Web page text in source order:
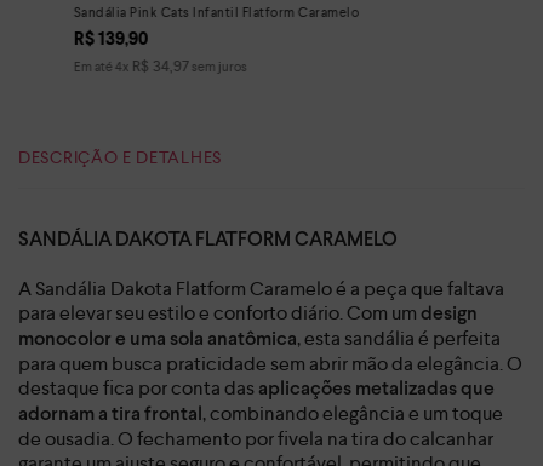
Sandália Pink Cats Infantil Flatform Caramelo
R$ 139,90
Em até 4x R$ 34,97sem juros
DESCRIÇÃO E DETALHES
SANDÁLIA DAKOTA FLATFORM CARAMELO
A Sandália Dakota Flatform Caramelo é a peça que faltava
para elevar seu estilo e conforto diário. Com um design
monocolor e uma sola anatômica, esta sandália é perfeita
para quem busca praticidade sem abrir mão da elegância. O
destaque fica por conta das aplicações metalizadas que
adornam a tira frontal , combinando elegância e um toque
de ousadia. O fechamento por fivela na tira do calcanhar